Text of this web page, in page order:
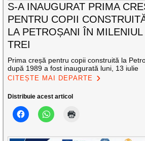
S-A INAUGURAT PRIMA
PENTRU COPII
LA PETROȘANI ÎN MILENIUL
TREI
Prima creșă pentru copii construită la
după 1989 a fost inaugurată luni, 13 iulie
CITEȘTE MAI DEPARTE
Distribuie acest articol